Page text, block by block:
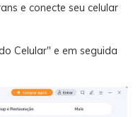
e conecte seu celular
Celular" e em seguida